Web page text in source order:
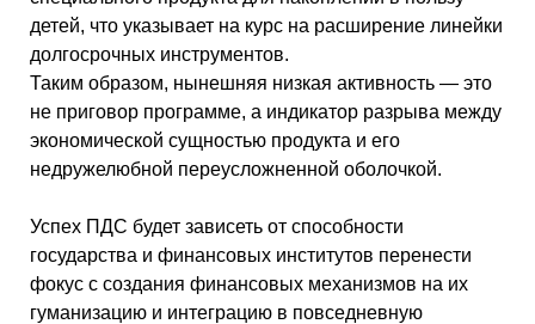
детей, что указывает на курс на расширение линейки
долгосрочных инструментов.
Таким образом, нынешняя низкая активность — это
не приговор программе, а индикатор разрыва между
экономической сущностью продукта и его
недружелюбной переусложненной оболочкой.
Успех ПДС будет зависеть от способности
государства и финансовых институтов перенести
фокус с создания финансовых механизмов на их
гуманизацию и интеграцию в повседневную